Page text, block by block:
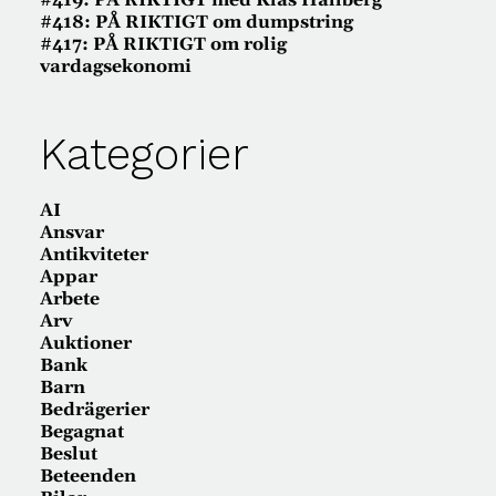
#418: PÅ RIKTIGT om dumpstring
#417: PÅ RIKTIGT om rolig
vardagsekonomi
Kategorier
AI
Ansvar
Antikviteter
Appar
Arbete
Arv
Auktioner
Bank
Barn
Bedrägerier
Begagnat
Beslut
Beteenden